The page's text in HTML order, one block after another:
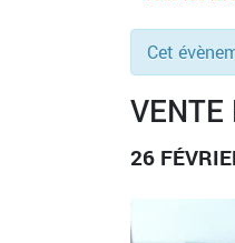
Cet
VENTE
26